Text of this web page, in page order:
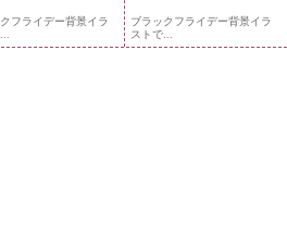
フライデー背景イラ
ブラックフライデー背景イラ
ストで...